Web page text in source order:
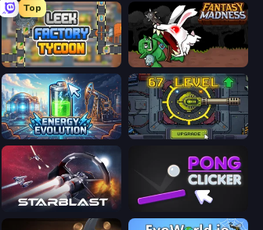
Top
Leek Factory Tycoon Fantasy Madness
Energy Evolution Tank Evolution
StarBlast Pong Clicker